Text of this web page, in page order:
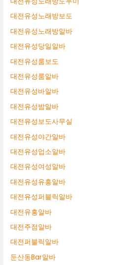
대전유성노래방보도
대전유성노래방알바
대전유성당일알바
대전유성룸보도
대전유성룸알바
대전유성바알바
대전유성밤알바
대전유성보도사무실
대전유성야간알바
대전유성업소알바
대전유성여성알바
대전유성유흥알바
대전유성퍼블릭알바
대전유흥알바
대전주점알바
대전퍼블릭알바
둔산동Bar알바